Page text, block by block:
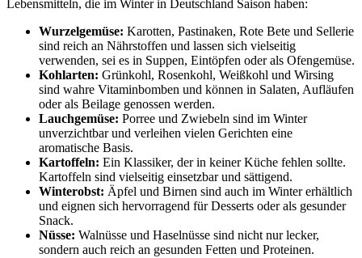
Lebensmitteln, die im Winter in Deutschland Saison haben:
Wurzelgemüse: Karotten, Pastinaken, Rote Bete und Sellerie
sind reich an Nährstoffen und lassen sich vielseitig
verwenden, sei es in Suppen, Eintöpfen oder als Ofengemüse.
Kohlarten: Grünkohl, Rosenkohl, Weißkohl und Wirsing
sind wahre Vitaminbomben und können in Salaten, Aufläufen
oder als Beilage genossen werden.
Lauchgemüse: Porree und Zwiebeln sind im Winter
unverzichtbar und verleihen vielen Gerichten eine
aromatische Basis.
Kartoffeln: Ein Klassiker, der in keiner Küche fehlen sollte.
Kartoffeln sind vielseitig einsetzbar und sättigend.
Winterobst: Äpfel und Birnen sind auch im Winter erhältlich
und eignen sich hervorragend für Desserts oder als gesunder
Snack.
Nüsse: Walnüsse und Haselnüsse sind nicht nur lecker,
sondern auch reich an gesunden Fetten und Proteinen.